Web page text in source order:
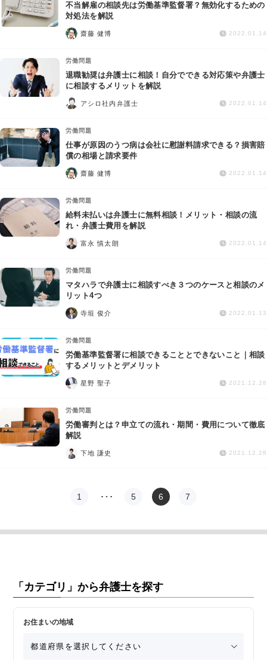
不当解雇の相談先は労働基準監督署？無効化するための
対処法を解説
齋藤 健博 2022.01.14
労働問題
退職勧奨は弁護士に相談！自分でできる対応策や弁護士
に相談するメリットを解説
アシロ社内弁護士 2022.01.14
労働問題
仕事が原因のうつ病は会社に慰謝料請求できる？損害賠
償の相場と請求要件
齋藤 健博 2022.01.14
労働問題
給料未払いは弁護士に無料相談！メリット・相談の流
れ・弁護士費用を解説
富永 慎太朗 2022.01.14
労働問題
マタハラで弁護士に相談すべき３つのケースと相談のメ
リット4つ
寺垣 俊介 2022.01.13
労働問題
労働基準監督署に相談できることとできないこと｜相談
するメリットとデメリット
星野 聖子 2021.12.28
労働問題
労働審判とは？申立ての流れ・期間・費用について徹底
解説
下地 謙史 2021.12.28
1 … 5 6 7
「カテゴリ」から弁護士を探す
お住まいの地域